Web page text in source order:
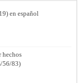
en español
hechos
56/83)